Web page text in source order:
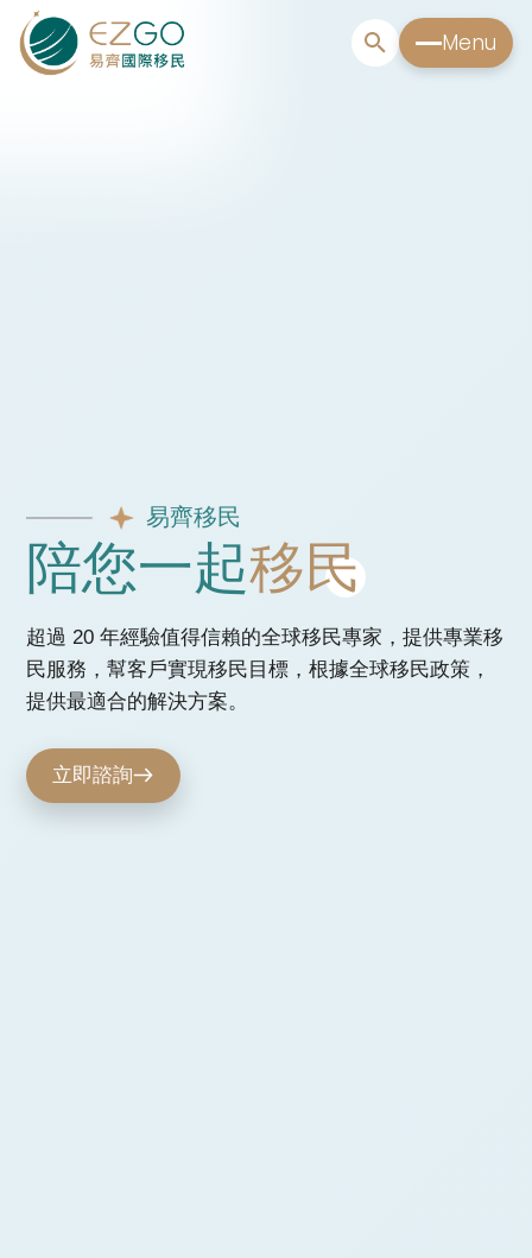
Menu
易齊移民
陪您一起移民
超過 20 年經驗值得信賴的全球移民專家，提供專業移
民服務，幫客戶實現移民目標，根據全球移民政策，
提供最適合的解決方案。
立即諮詢